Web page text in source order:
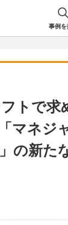
事例
トで求
マネジ
の新た